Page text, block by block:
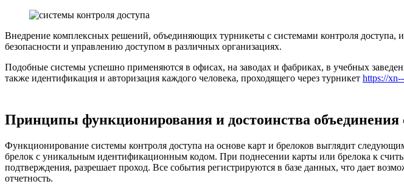
Внедрение комплексных решений, объединяющих турникеты с системами контроля
безопасности и управлению доступом в различных организациях.
Подобные системы успешно применяются в офисах, на заводах и фабриках, в учебных
также идентификация и авторизация каждого человека, проходящего через турникет https://
Принципы функционирования и достоинства объединения
Функционирование системы контроля доступа на основе карт и брелоков выглядит
брелок с уникальным идентификационным кодом. При поднесении карты или брелока к
подтверждения, разрешает проход. Все события регистрируются в базе данных, что дает
отчетность.